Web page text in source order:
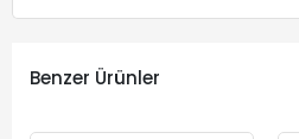
Benzer Ürünler